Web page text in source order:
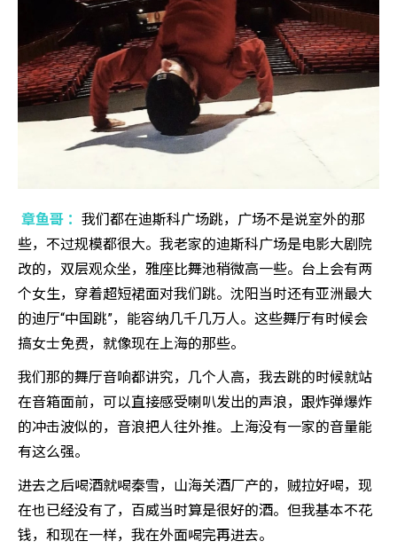
章鱼哥 ： 我们都在迪斯科广场跳，广场不是说室外的那
些，不过规模都很大。我老家的迪斯科广场是电影大剧院
改的，双层观众坐，雅座比舞池稍微高一些。台上会有两
个女生，穿着超短裙面对我们跳。沈阳当时还有亚洲最大
的迪厅“中国跳”，能容纳几千几万人。这些舞厅有时候会
搞女士免费，就像现在上海的那些。
我们那的舞厅音响都讲究，几个人高，我去跳的时候就站
在音箱面前，可以直接感受喇叭发出的声浪，跟炸弹爆炸
的冲击波似的，音浪把人往外推。上海没有一家的音量能
有这么强。
进去之后喝酒就喝秦雪，山海关酒厂产的，贼拉好喝，现
在也已经没有了，百威当时算是很好的酒。但我基本不花
钱，和现在一样，我在外面喝完再进去。